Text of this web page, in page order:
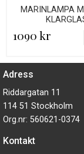
MARINLAMPA
1090 kr
Adress
Riddargatan 11
114 51 Stockholm
Org.nr: 560621-0374
Kontakt